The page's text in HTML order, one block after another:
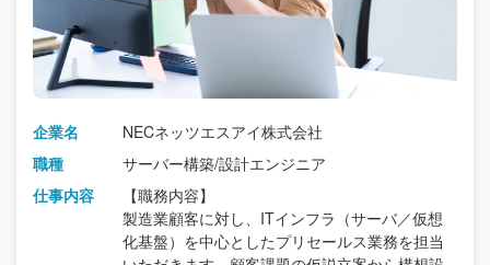
企業名
NECネッツエスアイ株式会社
職種
サーバー構築/設計エンジニア
仕事内容
【職務内容】
製造業顧客に対し、ITインフラ（サーバ／仮想
化基盤）を中心としたプリセールス業務を担当